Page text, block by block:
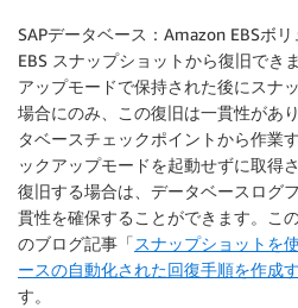
SAPデータベース：Amazon EBSボ
EBS スナップショットから復旧でき
アップモードで保持された後にスナ
場合にのみ、この復旧は一貫性があ
タベースチェックポイントから作業
ックアップモードを起動せずに取得
復旧する場合は、データベースログ
貫性を確保することができます。こ
のブログ記事「スナップショットを
ースの自動化された回復手順を作成
す。